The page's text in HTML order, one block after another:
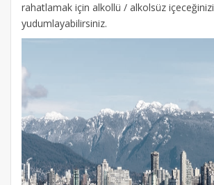
rahatlamak için alkollü / alkolsüz içeceğinizi
yudumlayabilirsiniz.